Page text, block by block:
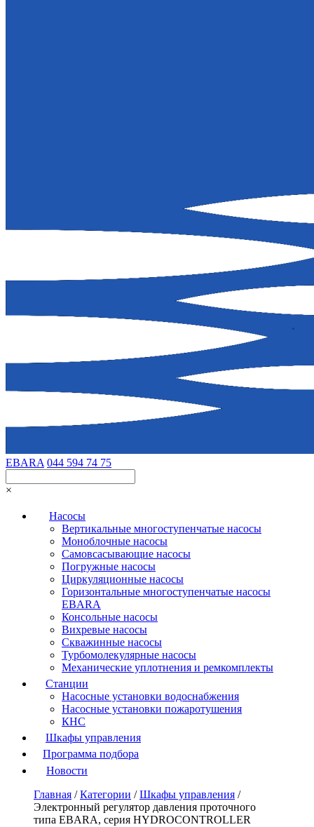
EBARA 044 594 74 75
×
Насосы
Вертикальные многоступенчатые насосы
Моноблочные насосы
Самовсасывающие насосы
Погружные насосы
Циркуляционные насосы
Горизонтальные многоступенчатые насосы
EBARA
Консольные насосы
Вихревые насосы
Скважинные насосы
Турбомолекулярные насосы
Механические уплотнения и ремкомплекты
Станции
Насосные установки водоснабжения
Насосные установки пожаротушения
КНС
Шкафы управления
Программа подбора
Новости
Главная /Категории /Шкафы управления /
Электронный регулятор давления проточного
типа EBARA, серия HYDROCONTROLLER